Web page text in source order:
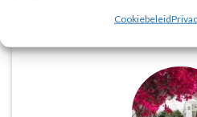
Cookiebeleid